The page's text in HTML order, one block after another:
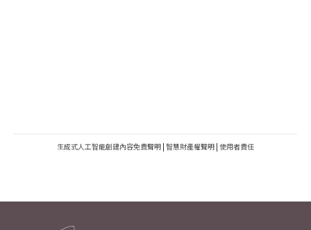
生成式人工智能創建內容免責聲明 | 智慧財產權聲明 | 使用者責任